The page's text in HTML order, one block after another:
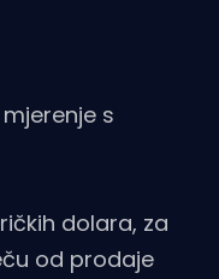
s
dolara, za
od prodaje